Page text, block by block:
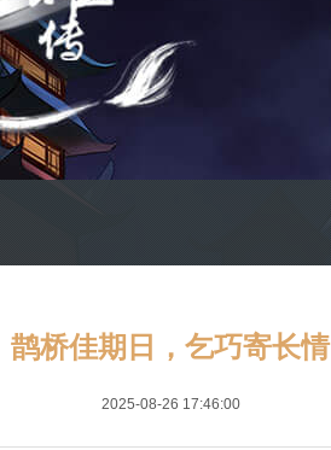
鹊桥佳期日，乞巧寄长情
2025-08-26 17:46:00